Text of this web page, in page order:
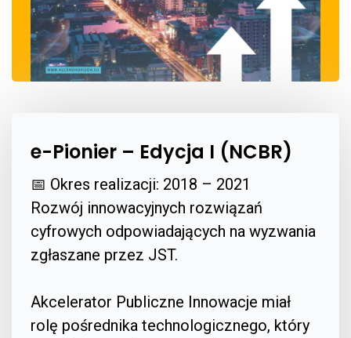
e-Pionier – Edycja I (NCBR)
📅 Okres realizacji: 2018 – 2021
Rozwój innowacyjnych rozwiązań
cyfrowych odpowiadających na wyzwania
zgłaszane przez JST.
Akcelerator Publiczne Innowacje miał
rolę pośrednika technologicznego, który